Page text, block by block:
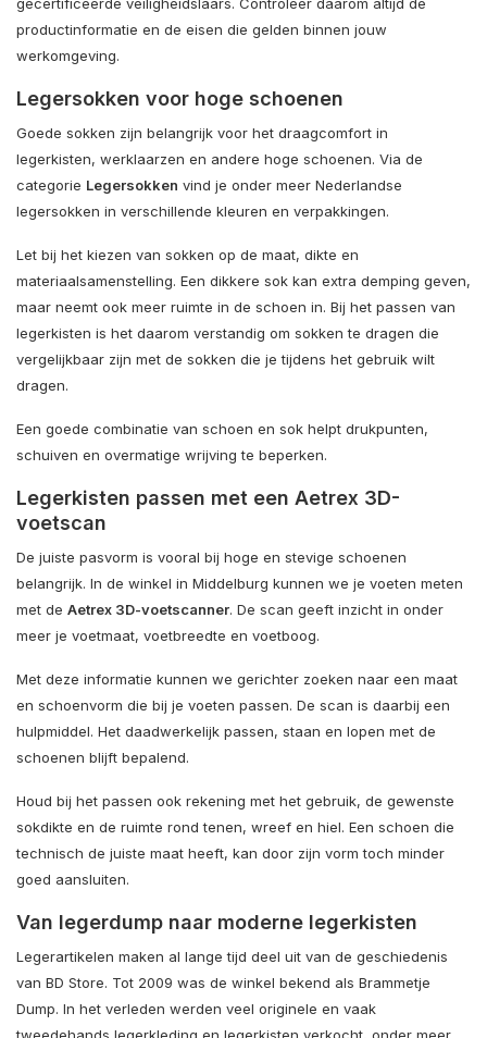
productinformatie en de eisen die gelden binnen jouw
werkomgeving.
Legersokken voor hoge schoenen
Goede sokken zijn belangrijk voor het draagcomfort in
legerkisten, werklaarzen en andere hoge schoenen. Via de
categorie Legersokken vind je onder meer Nederlandse
legersokken in verschillende kleuren en verpakkingen.
Let bij het kiezen van sokken op de maat, dikte en
materiaalsamenstelling. Een dikkere sok kan extra demping geven,
maar neemt ook meer ruimte in de schoen in. Bij het passen van
legerkisten is het daarom verstandig om sokken te dragen die
vergelijkbaar zijn met de sokken die je tijdens het gebruik wilt
dragen.
Een goede combinatie van schoen en sok helpt drukpunten,
schuiven en overmatige wrijving te beperken.
Legerkisten passen met een Aetrex 3D-
voetscan
De juiste pasvorm is vooral bij hoge en stevige schoenen
belangrijk. In de winkel in Middelburg kunnen we je voeten meten
met de Aetrex 3D-voetscanner. De scan geeft inzicht in onder
meer je voetmaat, voetbreedte en voetboog.
Met deze informatie kunnen we gerichter zoeken naar een maat
en schoenvorm die bij je voeten passen. De scan is daarbij een
hulpmiddel. Het daadwerkelijk passen, staan en lopen met de
schoenen blijft bepalend.
Houd bij het passen ook rekening met het gebruik, de gewenste
sokdikte en de ruimte rond tenen, wreef en hiel. Een schoen die
technisch de juiste maat heeft, kan door zijn vorm toch minder
goed aansluiten.
Van legerdump naar moderne legerkisten
Legerartikelen maken al lange tijd deel uit van de geschiedenis
van BD Store. Tot 2009 was de winkel bekend als Brammetje
Dump. In het verleden werden veel originele en vaak